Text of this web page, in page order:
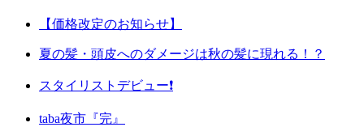
【価格改定のお知らせ】
夏の髪・頭皮へのダメージは秋の髪に現れる！？
スタイリストデビュー❗️
taba夜市『完』